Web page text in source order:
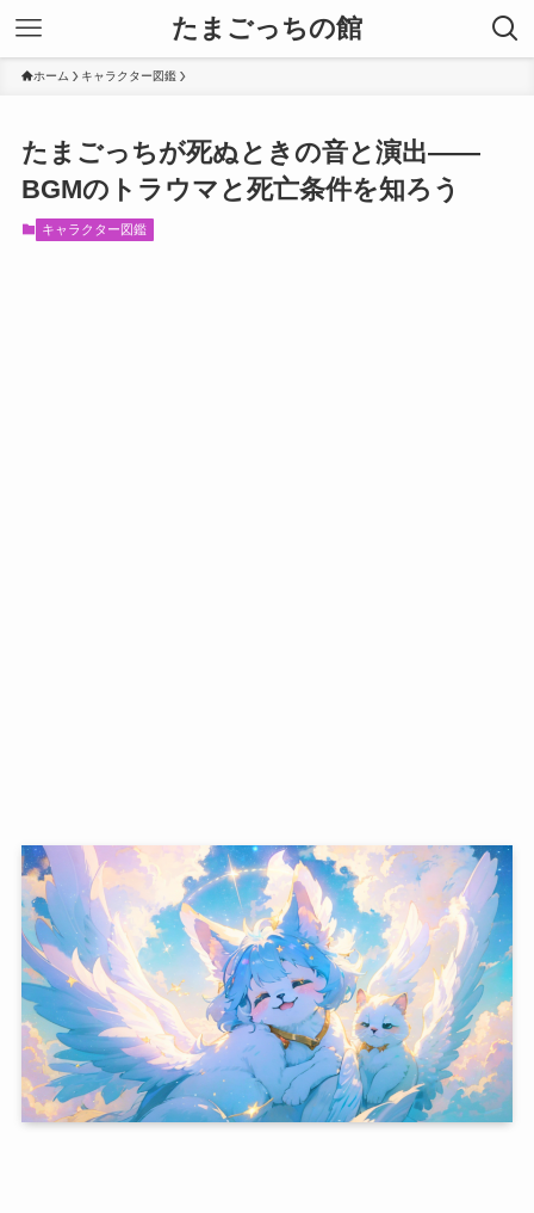
たまごっちの館
ホーム キャラクター図鑑
たまごっちが死ぬときの音と演出——
BGMのトラウマと死亡条件を知ろう
キャラクター図鑑